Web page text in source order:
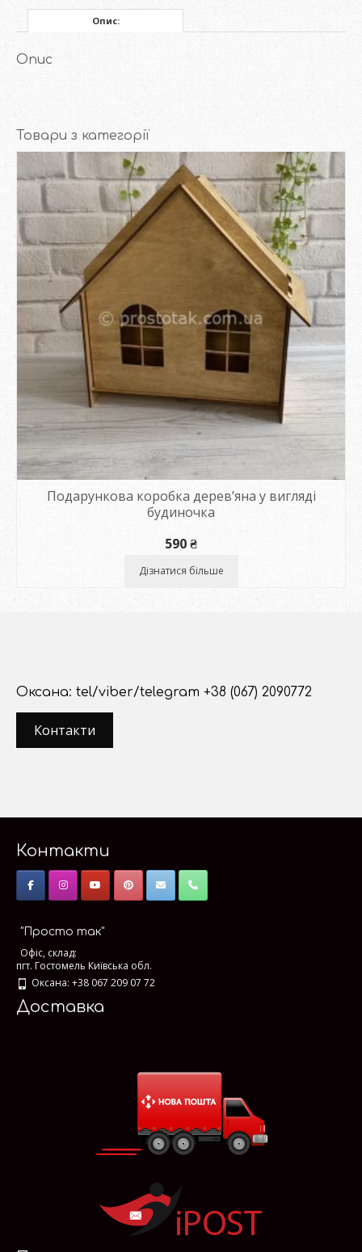
Опис:
Опис
Товари з категорії
Подарункова коробка дерев’яна у вигляді
будиночка
590₴
Дізнатися більше
Оксана: tel/viber/telegram +38 (067) 2090772
Контакти
Контакти
"Просто так"
Офіс, склад:
пгт. Гостомель Київська обл.
Оксана: +38 067 209 07 72
Доставка